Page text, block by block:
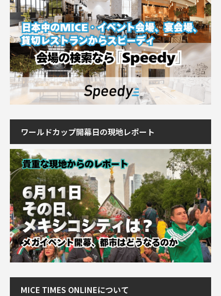
ワールドカップ開幕日の現地レポート
MICE TIMES ONLINEについて